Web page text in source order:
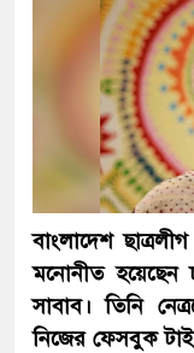
বাংলাদেশ
মনোনীত হয়েছেন
সাবাব। তিনি
নিজের ফেসবুক